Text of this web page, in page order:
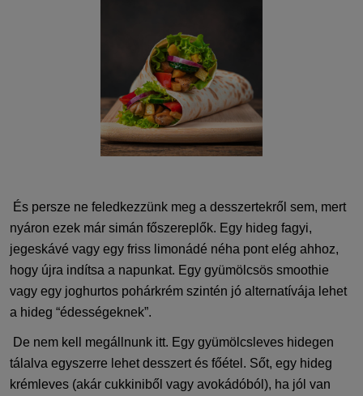
És persze ne feledkezzünk meg a desszertekről sem, mert
nyáron ezek már simán főszereplők. Egy hideg fagyi,
jegeskávé vagy egy friss limonádé néha pont elég ahhoz,
hogy újra indítsa a napunkat. Egy gyümölcsös smoothie
vagy egy joghurtos pohárkrém szintén jó alternatívája lehet
a hideg “édességeknek”.
De nem kell megállnunk itt. Egy gyümölcsleves hidegen
tálalva egyszerre lehet desszert és főétel. Sőt, egy hideg
krémleves (akár cukkiniből vagy avokádóból), ha jól van